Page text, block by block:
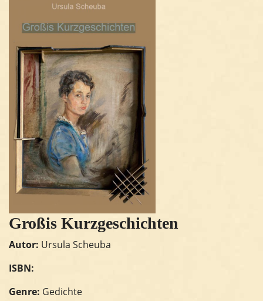
Großis Kurzgeschichten
Autor: Ursula Scheuba
ISBN:
Genre: Gedichte